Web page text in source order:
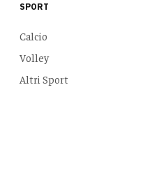
SPORT
Calcio
Volley
Altri Sport